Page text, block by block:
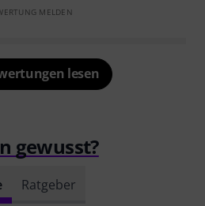
MELDEN
lesen
gewusst?
Ratgeber